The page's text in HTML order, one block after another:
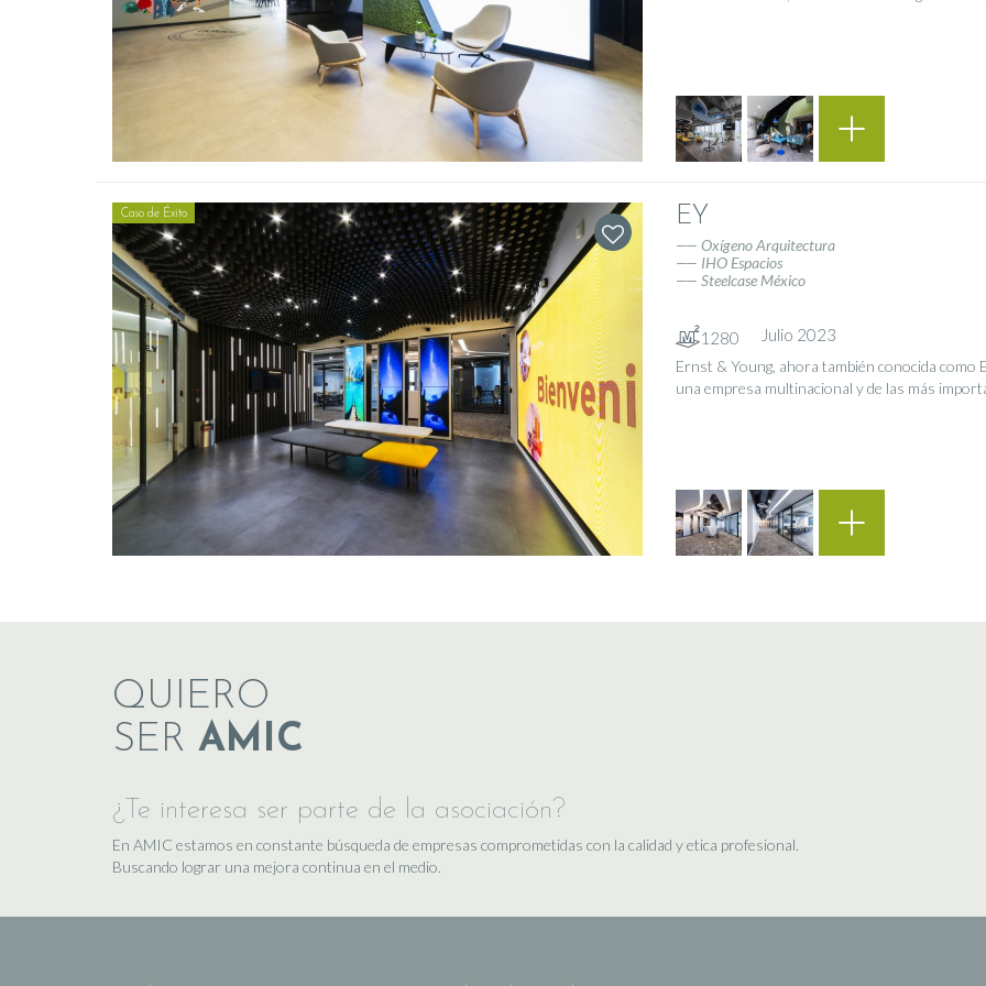
Caso de Éxito EY
Oxígeno Arquitectura
IHO Espacios
Steelcase México
1280 Julio 2023
Ernst & Young, ahora también conocida como
una empresa multinacional y de las más
QUIERO
SER AMIC
¿Te interesa ser parte de la asociación?
En AMIC estamos en constante búsqueda de empresas comprometidas con la calidad y etica profesional.
Buscando lograr una mejora continua en el medio.